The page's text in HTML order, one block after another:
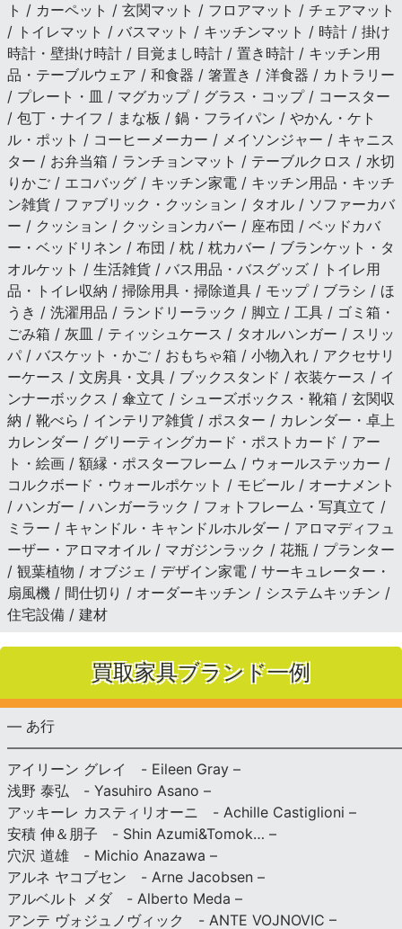
ト / カーペット / 玄関マット / フロアマット / チェアマット
/ トイレマット / バスマット / キッチンマット / 時計 / 掛け
時計・壁掛け時計 / 目覚まし時計 / 置き時計 / キッチン用
品・テーブルウェア / 和食器 / 箸置き / 洋食器 / カトラリー
/ プレート・皿 / マグカップ / グラス・コップ / コースター
/ 包丁・ナイフ / まな板 / 鍋・フライパン / やかん・ケト
ル・ポット / コーヒーメーカー / メイソンジャー / キャニス
ター / お弁当箱 / ランチョンマット / テーブルクロス / 水切
りかご / エコバッグ / キッチン家電 / キッチン用品・キッチ
ン雑貨 / ファブリック・クッション / タオル / ソファーカバ
ー / クッション / クッションカバー / 座布団 / ベッドカバ
ー・ベッドリネン / 布団 / 枕 / 枕カバー / ブランケット・タ
オルケット / 生活雑貨 / バス用品・バスグッズ / トイレ用
品・トイレ収納 / 掃除用具・掃除道具 / モップ / ブラシ / ほ
うき / 洗濯用品 / ランドリーラック / 脚立 / 工具 / ゴミ箱・
ごみ箱 / 灰皿 / ティッシュケース / タオルハンガー / スリッ
パ / バスケット・かご / おもちゃ箱 / 小物入れ / アクセサリ
ーケース / 文房具・文具 / ブックスタンド / 衣装ケース / イ
ンナーボックス / 傘立て / シューズボックス・靴箱 / 玄関収
納 / 靴べら / インテリア雑貨 / ポスター / カレンダー・卓上
カレンダー / グリーティングカード・ポストカード / アー
ト・絵画 / 額縁・ポスターフレーム / ウォールステッカー /
コルクボード・ウォールポケット / モビール / オーナメント
/ ハンガー / ハンガーラック / フォトフレーム・写真立て /
ミラー / キャンドル・キャンドルホルダー / アロマディフュ
ーザー・アロマオイル / マガジンラック / 花瓶 / プランター
/ 観葉植物 / オブジェ / デザイン家電 / サーキュレーター・
扇風機 / 間仕切り / オーダーキッチン / システムキッチン /
住宅設備 / 建材
買取家具ブランド一例
— あ行
アイリーン グレイ - Eileen Gray –
浅野 泰弘 - Yasuhiro Asano –
アッキーレ カスティリオーニ - Achille Castiglioni –
安積 伸＆朋子 - Shin Azumi&Tomok… –
穴沢 道雄 - Michio Anazawa –
アルネ ヤコブセン - Arne Jacobsen –
アルベルト メダ - Alberto Meda –
アンテ ヴォジュノヴィック - ANTE VOJNOVIC –